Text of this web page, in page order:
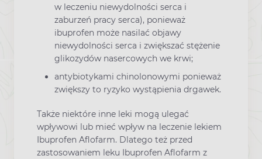
w leczeniu niewydolności serca i
zaburzeń pracy serca), ponieważ
ibuprofen może nasilać objawy
niewydolności serca i zwiększać stężenie
glikozydów nasercowych we krwi;
antybiotykami chinolonowymi ponieważ
zwiększy to ryzyko wystąpienia drgawek.
Także niektóre inne leki mogą ulegać
wpływowi lub mieć wpływ na leczenie lekiem
Ibuprofen Aflofarm. Dlatego też przed
zastosowaniem leku Ibuprofen Aflofarm z